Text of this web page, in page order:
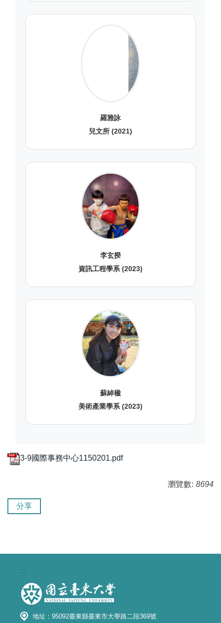
羅雅詠
兒文所 (2021)
李玄揆
資訊工程學系 (2023)
蘇綽楹
美術產業學系 (2023)
3-9國際事務中心1150201.pdf
瀏覽數: 8694
分享
:::
地址：95092臺東縣臺東市大學路二段369號